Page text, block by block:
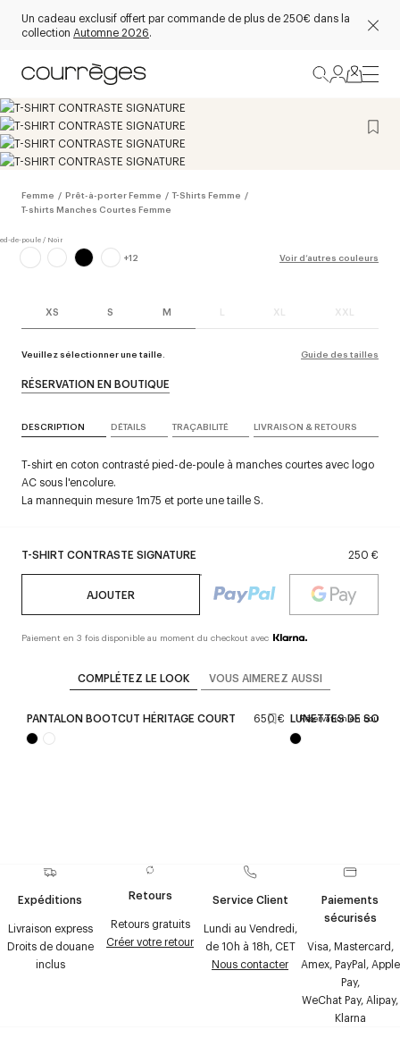
Un cadeau exclusif offert par commande de plus de 250€ dans la
collection Automne 2026.
Femme / Prêt-à-porter Femme / T-Shirts Femme /
T-shirts Manches Courtes Femme
+12 Voir d’autres couleurs
XS S M L XL XXL
Veuillez sélectionner une taille. Guide des tailles
T-SHIRT CONTRASTE SIGNATURE 250 €
AJOUTER
Paiement en 3 fois disponible au moment du checkout avec
RÉSERVATION EN BOUTIQUE
DESCRIPTION DÉTAILS TRAÇABILITÉ LIVRAISON & RETOURS
T-shirt en coton contrasté pied-de-poule à manches courtes avec logo
AC sous l'encolure.
La mannequin mesure 1m75 et porte une taille S.
COMPLÉTEZ LE LOOK VOUS AIMEREZ AUSSI
PANTALON BOOTCUT HÉRITAGE COURT 650 € Réservation en boutique
LUNETTES DE
Expéditions
Livraison express
Droits de douane
inclus
Retours
Retours gratuits
Créer votre retour
Service Client
Lundi au Vendredi,
de 10h à 18h, CET
Nous contacter
Paiements
sécurisés
Visa, Mastercard,
Amex, PayPal, Apple
Pay,
WeChat Pay, Alipay,
Klarna